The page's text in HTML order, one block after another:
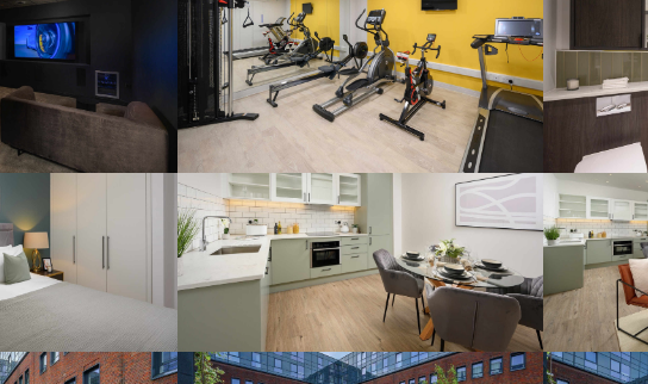
Отправить сообщение
продавцу
Ваше Имя*
Ваш email*